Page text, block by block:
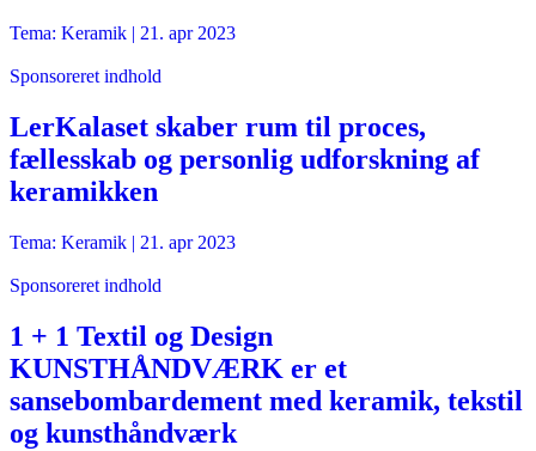
Tema: Keramik | 21. apr 2023
Sponsoreret indhold
LerKalaset skaber rum til proces,
fællesskab og personlig udforskning af
keramikken
Tema: Keramik | 21. apr 2023
Sponsoreret indhold
1 + 1 Textil og Design
KUNSTHÅNDVÆRK er et
sansebombardement med keramik, tekstil
og kunsthåndværk